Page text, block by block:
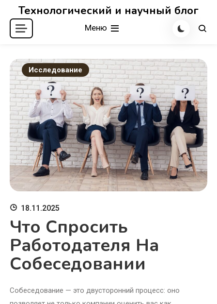
Перейти
содержимому
Технологический и научный блог
Меню
Исследование
18.11.2025
Что Спросить
Работодателя На
Собеседовании
Собеседование — это двусторонний процесс: оно